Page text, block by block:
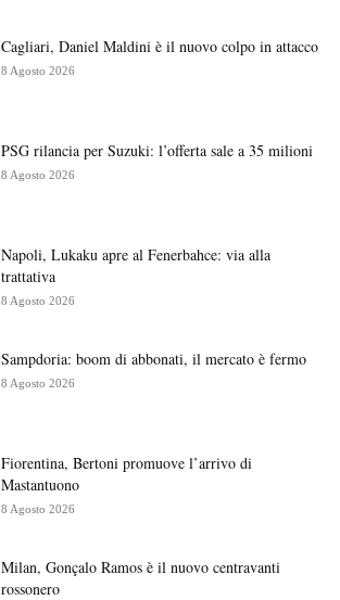
Cagliari, Daniel Maldini è il nuovo colpo in attacco
8 Agosto 2026
PSG rilancia per Suzuki: l’offerta sale a 35 milioni
8 Agosto 2026
Napoli, Lukaku apre al Fenerbahce: via alla
trattativa
8 Agosto 2026
Sampdoria: boom di abbonati, il mercato è fermo
8 Agosto 2026
Fiorentina, Bertoni promuove l’arrivo di
Mastantuono
8 Agosto 2026
Milan, Gonçalo Ramos è il nuovo centravanti
rossonero